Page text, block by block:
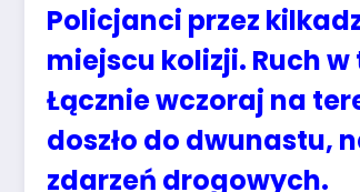
Policjanci przez
miejscu kolizji. Ruch
Łącznie wczoraj na
doszło do dwunastu,
zdarzeń drogowych.